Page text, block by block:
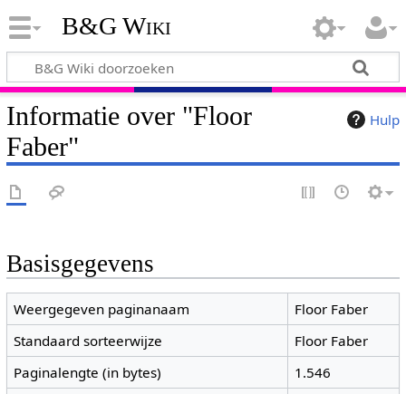
B&G Wiki
Hulp
Informatie over "Floor
Faber"
Basisgegevens
Weergegeven paginanaam
Floor Faber
Standaard sorteerwijze
Floor Faber
Paginalengte (in bytes)
1.546